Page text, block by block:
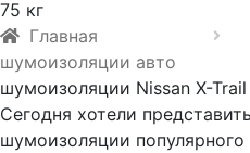
75 кг
Главная
шумоизоляции авто
шумоизоляции Nissan X-Trail
Сегодня хотели
шумоизоляции